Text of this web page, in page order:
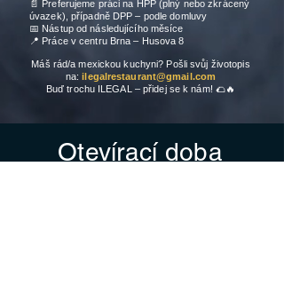
📄 Preferujeme práci na HPP (plný nebo zkrácený
úvazek), případně DPP – podle domluvy
📅 Nástup od následujícího měsíce
📍 Práce v centru Brna – Husova 8
Máš rád/a mexickou kuchyni? Pošli svůj životopis
na:ilegalrestaurant@gmail.com
Buď trochu ILEGAL – přidej se k nám! 🌮🔥
Otevírací doba